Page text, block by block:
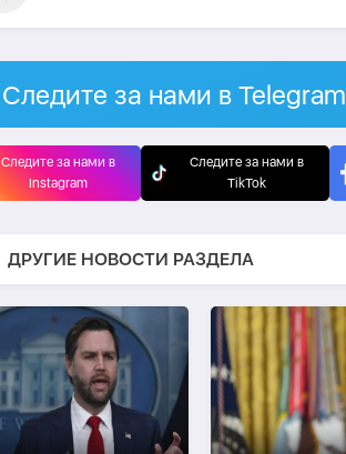
Следите за нами в Telegram
Следите за нами в
Instagram
Следите за нами в
TikTok
ДРУГИЕ НОВОСТИ РАЗДЕЛА